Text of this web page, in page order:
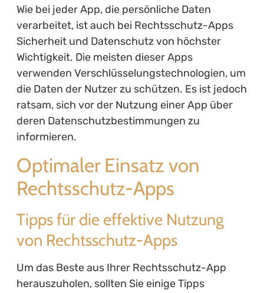
Wie bei jeder App, die persönliche Daten
verarbeitet, ist auch bei Rechtsschutz-Apps
Sicherheit und Datenschutz von höchster
Wichtigkeit. Die meisten dieser Apps
verwenden Verschlüsselungstechnologien, um
die Daten der Nutzer zu schützen. Es ist jedoch
ratsam, sich vor der Nutzung einer App über
deren Datenschutzbestimmungen zu
informieren.
Optimaler Einsatz von
Rechtsschutz-Apps
Tipps für die effektive Nutzung
von Rechtsschutz-Apps
Um das Beste aus Ihrer Rechtsschutz-App
herauszuholen, sollten Sie einige Tipps